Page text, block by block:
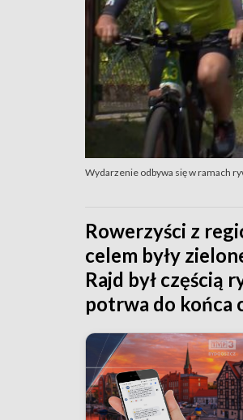
Wydarzenie odbywa się w ramach
Rowerzyści z
celem były
Rajd był częścią
potrwa do końca